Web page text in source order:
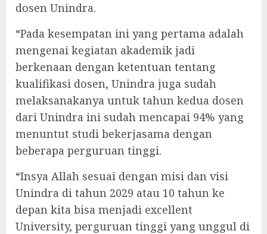
dosen Unindra.
“Pada kesempatan ini yang pertama adalah
mengenai kegiatan akademik jadi
berkenaan dengan ketentuan tentang
kualifikasi dosen, Unindra juga sudah
melaksanakanya untuk tahun kedua dosen
dari Unindra ini sudah mencapai 94% yang
menuntut studi bekerjasama dengan
beberapa perguruan tinggi.
“Insya Allah sesuai dengan misi dan visi
Unindra di tahun 2029 atau 10 tahun ke
depan kita bisa menjadi excellent
University, perguruan tinggi yang unggul di